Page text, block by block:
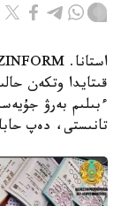
قىتايدا وتكەن
ءبىلىم بەرۋ
تانىستى، دەپ